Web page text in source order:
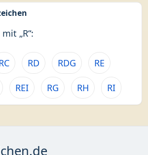
„R“:
RD RDG RE
REI RG RH RI